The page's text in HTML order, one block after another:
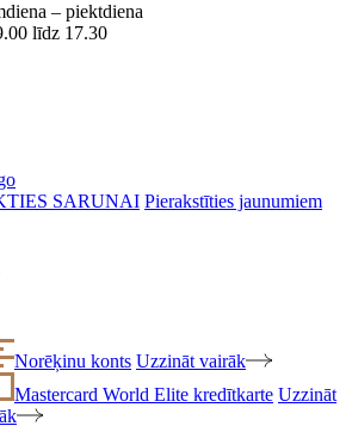
– piektdiena
līdz 17.30
SARUNAI Pierakstīties jaunumiem
Norēķinu konts Uzzināt vairāk
Mastercard World Elite kredītkarte Uzzināt